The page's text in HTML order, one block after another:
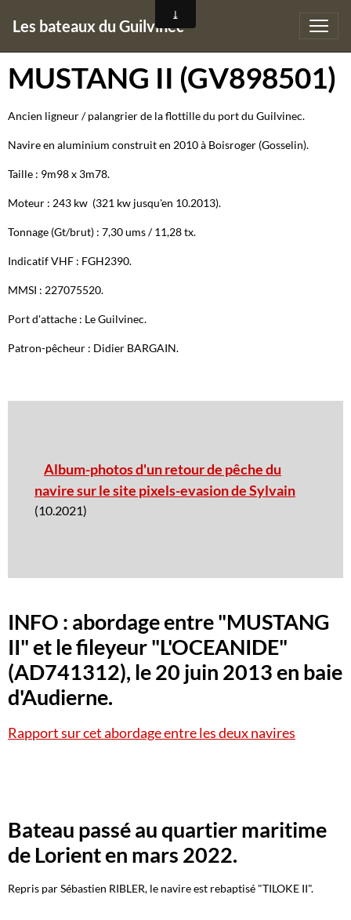
Les bateaux du Guilvinec
MUSTANG II (GV898501)
Ancien ligneur / palangrier de la flottille du port du Guilvinec.
Navire en aluminium construit en 2010 à Boisroger (Gosselin).
Taille : 9m98 x 3m78.
Moteur : 243 kw (321 kw jusqu'en 10.2013).
Tonnage (Gt/brut) : 7,30 ums / 11,28 tx.
Indicatif VHF : FGH2390.
MMSI : 227075520.
Port d'attache : Le Guilvinec.
Patron-pêcheur : Didier BARGAIN.
Album-photos d'un retour de pêche du
navire sur le site pixels-evasion de Sylvain
(10.2021)
INFO : abordage entre "MUSTANG
II" et le fileyeur "L'OCEANIDE"
(AD741312), le 20 juin 2013 en baie
d'Audierne.
Rapport sur cet abordage entre les deux navires
Bateau passé au quartier maritime
de Lorient en mars 2022.
Repris par Sébastien RIBLER, le navire est rebaptisé "TILOKE II".